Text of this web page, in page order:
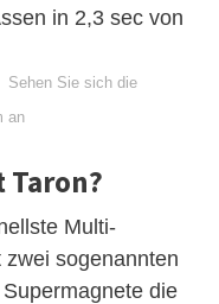
in 2,3 sec von
Sehen Sie sich die
an
Taron?
Multi-
sogenannten
die